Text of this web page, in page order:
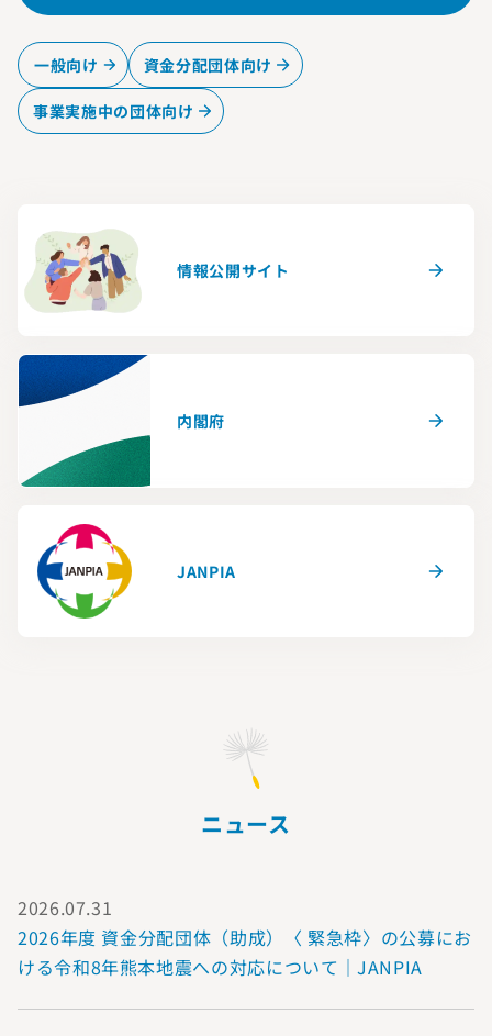
一般向け 資金分配団体向け
事業実施中の団体向け
情報公開サイト
内閣府
JANPIA
ニュース
2026.07.31
2026年度 資金分配団体（助成）〈 緊急枠〉の公募にお
ける令和8年熊本地震への対応について｜JANPIA